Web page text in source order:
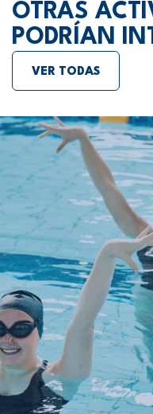
OTRAS
PODRÍAN
VER TODAS